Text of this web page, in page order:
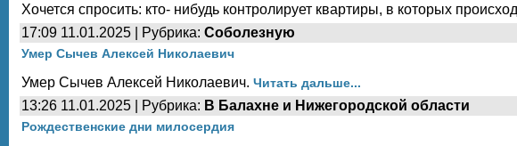
Хочется спросить: кто- нибудь контролирует квартиры, в которых
17:09 11.01.2025 | Рубрика: Соболезную
Умер Сычев Алексей Николаевич
Умер Сычев Алексей Николаевич. Читать дальше...
13:26 11.01.2025 | Рубрика: В Балахне и Нижегородской области
Рождественские дни милосердия